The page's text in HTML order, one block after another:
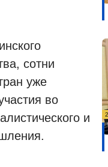
сотни
уже
во
и